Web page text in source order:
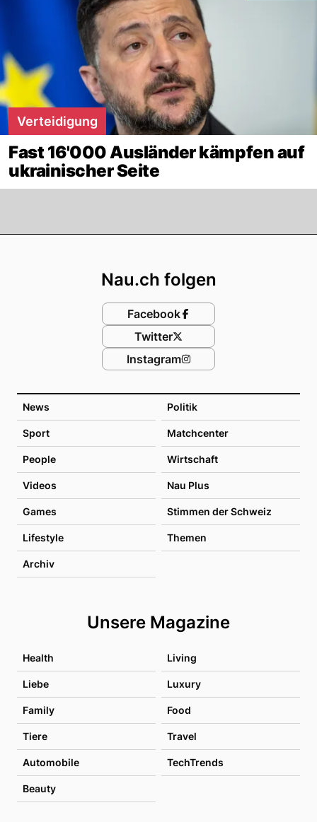
Verteidigung
Fast 16'000 Ausländer kämpfen auf
ukrainischer Seite
News Politik
Sport Matchcenter
People Wirtschaft
Videos Nau Plus
Games Stimmen der Schweiz
Lifestyle Themen
Archiv
Unsere Magazine
Health Living
Liebe Luxury
Family Food
Tiere Travel
Automobile TechTrends
Beauty
Nau.ch folgen
Facebook
Twitter
Instagram